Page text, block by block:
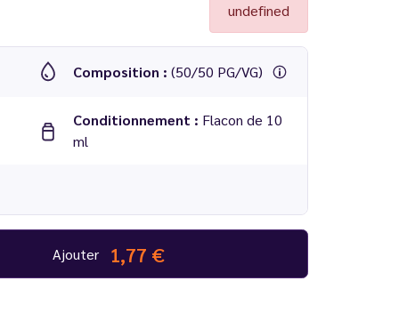
undefined
Composition : (50/50 PG/VG)
Conditionnement : Flacon de 10
ml
Ajouter 1,77 €